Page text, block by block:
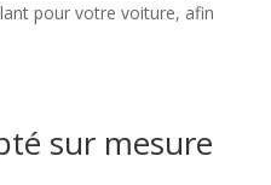
pour votre voiture, afin
sur mesure